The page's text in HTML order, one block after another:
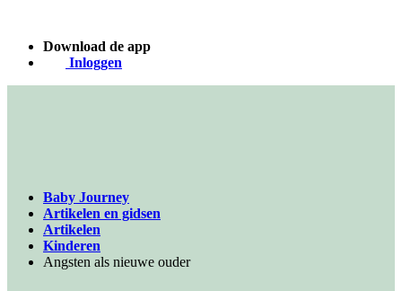
Download de app
Inloggen
Baby Journey
Artikelen en gidsen
Artikelen
Kinderen
Angsten als nieuwe ouder